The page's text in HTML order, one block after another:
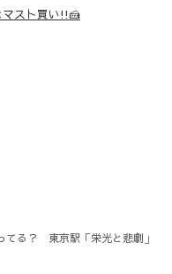
マスト買い!!🍰
てる？ 東京駅「栄光と悲劇」